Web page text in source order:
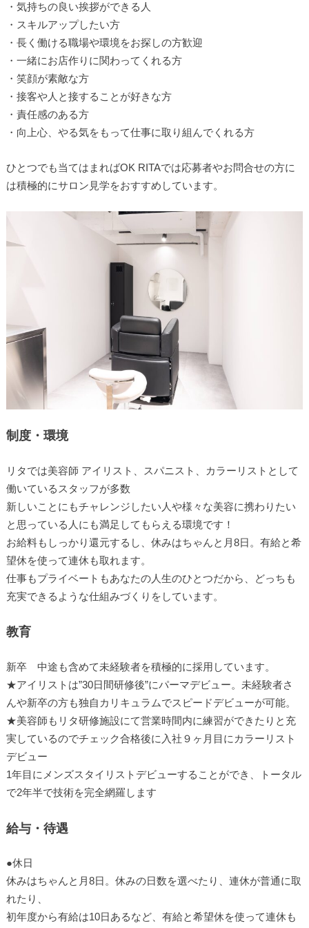
・気持ちの良い挨拶ができる人
・スキルアップしたい方
・長く働ける職場や環境をお探しの方歓迎
・一緒にお店作りに関わってくれる方
・笑顔が素敵な方
・接客や人と接することが好きな方
・責任感のある方
・向上心、やる気をもって仕事に取り組んでくれる方
ひとつでも当てはまればOK RITAでは応募者やお問合せの方に
は積極的にサロン見学をおすすめしています。
制度・環境
リタでは美容師 アイリスト、スパニスト、カラーリストとして
働いているスタッフが多数
新しいことにもチャレンジしたい人や様々な美容に携わりたい
と思っている人にも満足してもらえる環境です！
お給料もしっかり還元するし、休みはちゃんと月8日。有給と希
望休を使って連休も取れます。
仕事もプライベートもあなたの人生のひとつだから、どっちも
充実できるような仕組みづくりをしています。
教育
新卒 中途も含めて未経験者を積極的に採用しています。
★アイリストは”30日間研修後”にパーマデビュー。未経験者さ
んや新卒の方も独自カリキュラムでスピードデビューが可能。
★美容師もリタ研修施設にて営業時間内に練習ができたりと充
実しているのでチェック合格後に入社９ヶ月目にカラーリスト
デビュー
1年目にメンズスタイリストデビューすることができ、トータル
で2年半で技術を完全網羅します
給与・待遇
●休日
休みはちゃんと月8日。休みの日数を選べたり、連休が普通に取
れたり、
初年度から有給は10日あるなど、有給と希望休を使って連休も